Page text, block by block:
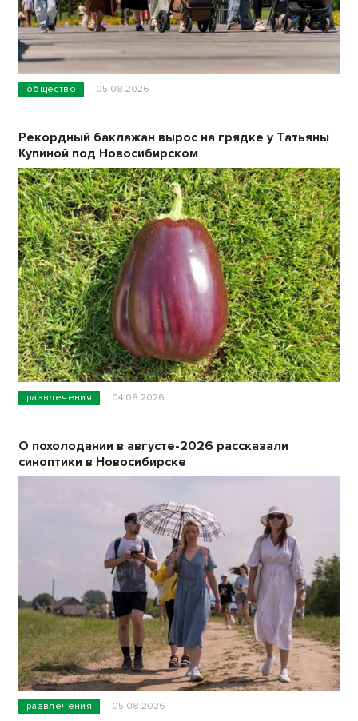
общество 05.08.2026
развлечения 04.08.2026
Рекордный баклажан вырос на грядке у Татьяны
Купиной под Новосибирском
развлечения 05.08.2026
О похолодании в августе-2026 рассказали
синоптики в Новосибирске